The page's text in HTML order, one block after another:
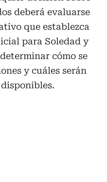
deberá evaluarse
que establezca
para Soledad y
cómo se
y cuáles serán